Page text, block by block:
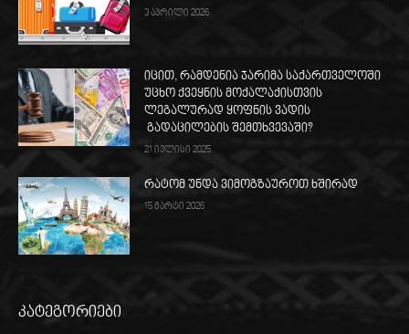
3 აპრილი 2026
იცით, რამდენია ჯარიმა საქართველოში
უცხო ქვეყნის მოქალაქისთვის
ლეგალურად ყოფნის ვადის
გადაცილების შემთხვევაში?
21 ივლისი 2025
რატომ უნდა ვიმოგზაუროთ ხშირად
15 მარტი 2026
კატეგორიები